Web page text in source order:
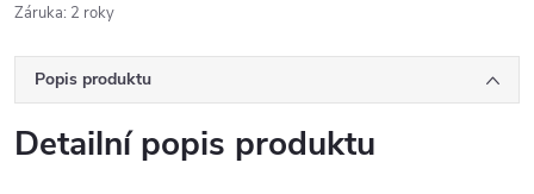
Záruka: 2 roky
Popis produktu
Detailní popis produktu